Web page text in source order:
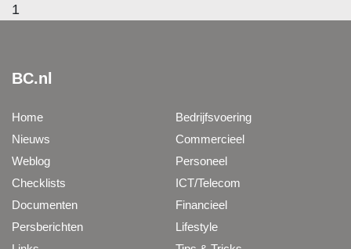
1
BC.nl
Home
Nieuws
Weblog
Checklists
Documenten
Persberichten
Bedrijfsvoering
Commercieel
Personeel
ICT/Telecom
Financieel
Lifestyle